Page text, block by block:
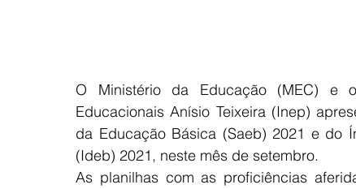
O Ministério da Educação (MEC) e
Educacionais Anísio Teixeira (Inep)
da Educação Básica (Saeb) 2021 e do
(Ideb) 2021, neste mês de setembro.
As planilhas com as proficiências